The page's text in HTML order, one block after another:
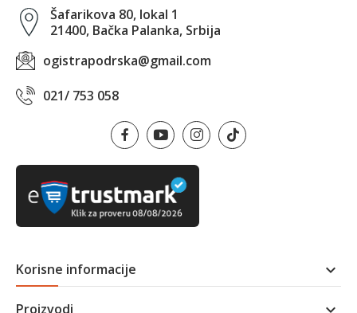
Šafarikova 80, lokal 1
21400, Bačka Palanka, Srbija
ogistrapodrska@gmail.com
021/ 753 058
Korisne informacije 
Proizvodi